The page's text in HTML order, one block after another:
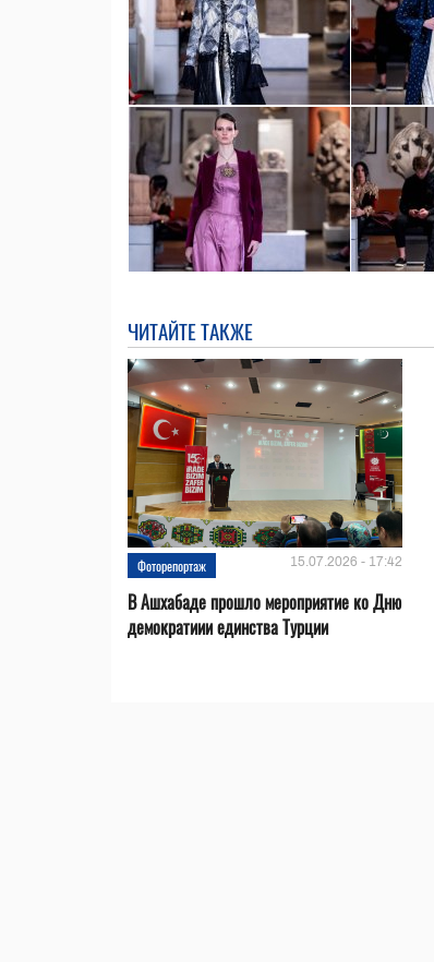
ЧИТАЙТЕ ТАКЖЕ
Фоторепортаж 15.07.2026 - 17:42
В Ашхабаде прошло мероприятие ко Дню
демократиии единства Турции